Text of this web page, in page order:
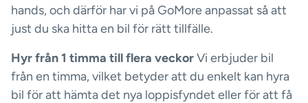
hands, och därför har vi på GoMore anpassat så att
just du ska hitta en bil för rätt tillfälle.
Hyr från 1 timma till flera veckorVi erbjuder bil
från en timma, vilket betyder att du enkelt kan hyra
bil för att hämta det nya loppisfyndet eller för att få